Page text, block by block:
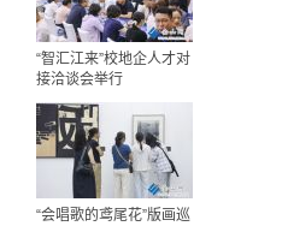
“智汇江来”校地企人才对
接洽谈会举行
“会唱歌的鸢尾花”版画巡